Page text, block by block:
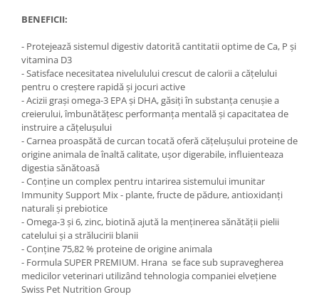
BENEFICII:
- Protejează sistemul digestiv datorită cantitatii optime de Ca, P și
vitamina D3
- Satisface necesitatea nivelulului crescut de calorii a cățelului
pentru o creștere rapidă și jocuri active
- Acizii grași omega-3 EPA și DHA, găsiți în substanța cenușie a
creierului, îmbunătățesc performanța mentală și capacitatea de
instruire a cățelușului
- Carnea proaspătă de curcan tocată oferă cățelușului proteine ​​de
origine animala de înaltă calitate, ușor digerabile, influienteaza
digestia sănătoasă
- Conține un complex pentru intarirea sistemului imunitar
Immunity Support Mix - plante, fructe de pădure, antioxidanți
naturali și prebiotice
- Omega-3 și 6, zinc, biotină ajută la menținerea sănătății pielii
catelului și a strălucirii blanii
- Conține 75,82 % proteine de origine ​​animala
- Formula SUPER PREMIUM. Hrana se face sub supravegherea
medicilor veterinari utilizând tehnologia companiei elvețiene
Swiss Pet Nutrition Group